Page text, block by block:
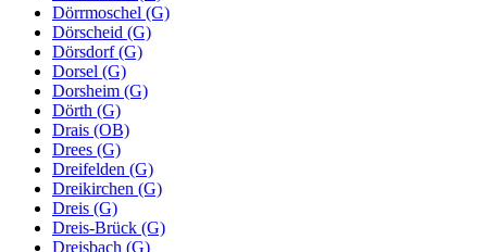
Dörrmoschel (G)
Dörscheid (G)
Dörsdorf (G)
Dorsel (G)
Dorsheim (G)
Dörth (G)
Drais (OB)
Drees (G)
Dreifelden (G)
Dreikirchen (G)
Dreis (G)
Dreis-Brück (G)
Dreisbach (G)